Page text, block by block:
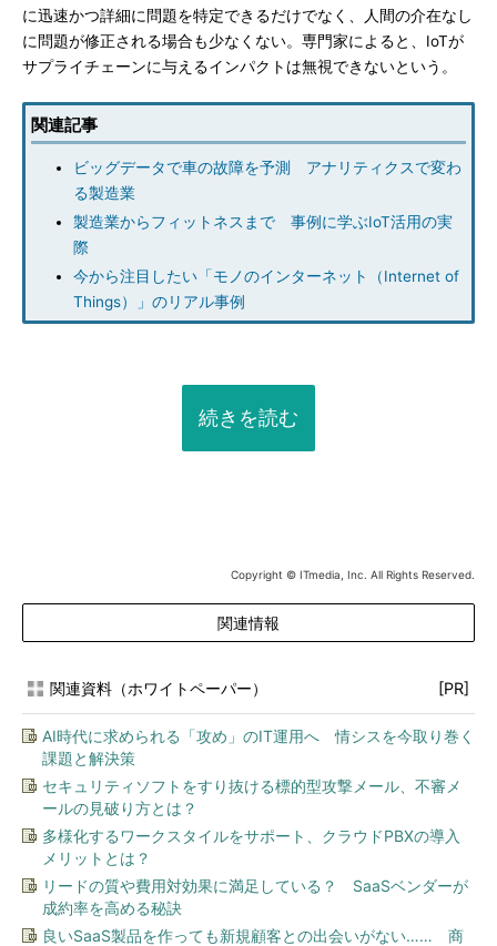
に迅速かつ詳細に問題を特定できるだけでなく、人間の介在なし
に問題が修正される場合も少なくない。専門家によると、IoTが
サプライチェーンに与えるインパクトは無視できないという。
関連記事
ビッグデータで車の故障を予測 アナリティクスで変わ
る製造業
製造業からフィットネスまで 事例に学ぶIoT活用の実
際
今から注目したい「モノのインターネット（Internet of
Things）」のリアル事例
続きを読む
Copyright © ITmedia, Inc. All Rights Reserved.
関連情報
関連資料（ホワイトペーパー） [PR]
AI時代に求められる「攻め」のIT運用へ 情シスを今取り巻く
課題と解決策
セキュリティソフトをすり抜ける標的型攻撃メール、不審メ
ールの見破り方とは？
多様化するワークスタイルをサポート、クラウドPBXの導入
メリットとは？
リードの質や費用対効果に満足している？ SaaSベンダーが
成約率を高める秘訣
良いSaaS製品を作っても新規顧客との出会いがない…… 商